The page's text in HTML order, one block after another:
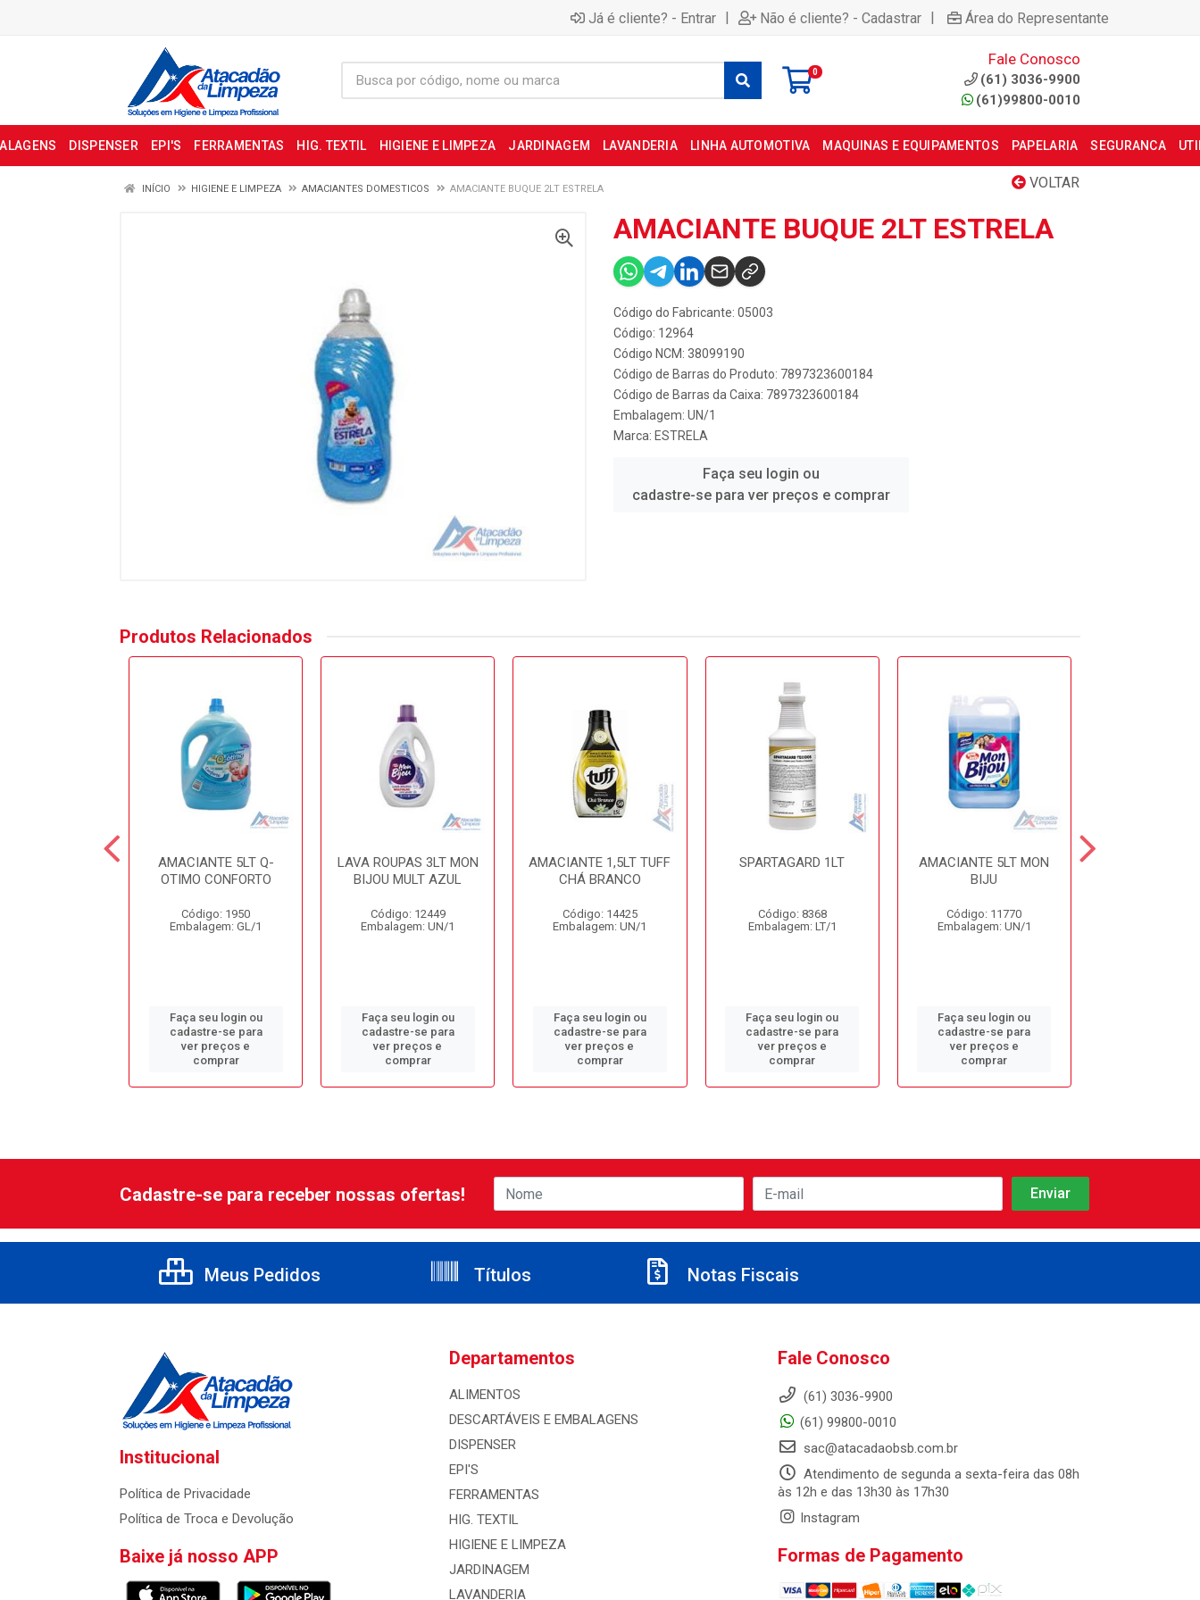
Já é cliente? - Entrar | Não é cliente? - Cadastrar | Área do Representante
0
Fale Conosco
(61) 3036-9900
(61)99800-0010
DISPENSER EPI'S FERRAMENTAS HIG. TEXTIL HIGIENE E LIMPEZA JARDINAGEM LAVANDERIA LINHA AUTOMOTIVA MAQUINAS E EQUIPAMENTOS PAPELARIA SEGURANCA
VOLTAR
INÍCIO HIGIENE E LIMPEZA AMACIANTES DOMESTICOS AMACIANTE BUQUE 2LT ESTRELA
AMACIANTE BUQUE 2LT ESTRELA
Código do Fabricante: 05003
Código: 12964
Código NCM: 38099190
Código de Barras do Produto: 7897323600184
Código de Barras da Caixa: 7897323600184
Embalagem: UN/1
Marca: ESTRELA
Faça seu login ou
cadastre-se para ver preços e comprar
Produtos Relacionados
AMACIANTE 5LT Q-
OTIMO CONFORTO
Código: 1950
Embalagem: GL/1
Faça seu login ou
cadastre-se para
ver preços e
comprar
LAVA ROUPAS 3LT MON
BIJOU MULT AZUL
Código: 12449
Embalagem: UN/1
Faça seu login ou
cadastre-se para
ver preços e
comprar
AMACIANTE 1,5LT TUFF
CHÁ BRANCO
Código: 14425
Embalagem: UN/1
Faça seu login ou
cadastre-se para
ver preços e
comprar
SPARTAGARD 1LT
Código: 8368
Embalagem: LT/1
Faça seu login ou
cadastre-se para
ver preços e
comprar
AMACIANTE 5LT MON
BIJU
Código: 11770
Embalagem: UN/1
Faça seu login ou
cadastre-se para
ver preços e
comprar
Cadastre-se para receber nossas ofertas!
Meus Pedidos Títulos Notas Fiscais
Institucional
Política de Privacidade
Política de Troca e Devolução
Baixe já nosso APP
Departamentos
ALIMENTOS
DESCARTÁVEIS E EMBALAGENS
DISPENSER
EPI'S
FERRAMENTAS
HIG. TEXTIL
HIGIENE E LIMPEZA
JARDINAGEM
LAVANDERIA
Fale Conosco
(61) 3036-9900
(61) 99800-0010
sac@atacadaobsb.com.br
Atendimento de segunda a sexta-feira das 08h
às 12h e das 13h30 às 17h30
Instagram
Formas de Pagamento